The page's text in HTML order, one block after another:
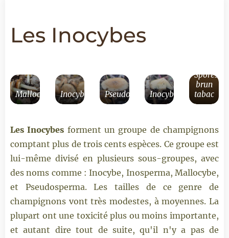
Les Inocybes
Mallocybe Inocybe PseudospermaInocybe
Spores
brun
tabac
Les Inocybes forment un groupe de champignons
comptant plus de trois cents espèces. Ce groupe est
lui-même divisé en plusieurs sous-groupes, avec
des noms comme : Inocybe, Inosperma, Mallocybe,
et Pseudosperma. Les tailles de ce genre de
champignons vont très modestes, à moyennes. La
plupart ont une toxicité plus ou moins importante,
et autant dire tout de suite, qu'il n'y a pas de